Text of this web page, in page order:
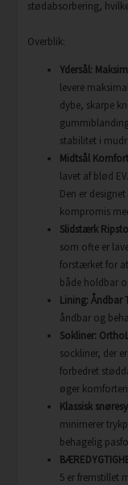
stødabsorbering,
Overblik:
Ydersål:
levere
dybe, skarpe
stabilitet i
Midtsål
lavet af blød
Den er
kompromis
Slidstærk
som ofte er
forstærket for
både holdbar
Lining: Åndbar
åndbar og
Sokliner:
sockliner, der
forbedret
øger
Klassisk
minimerer
behagelig
5 er fremstillet